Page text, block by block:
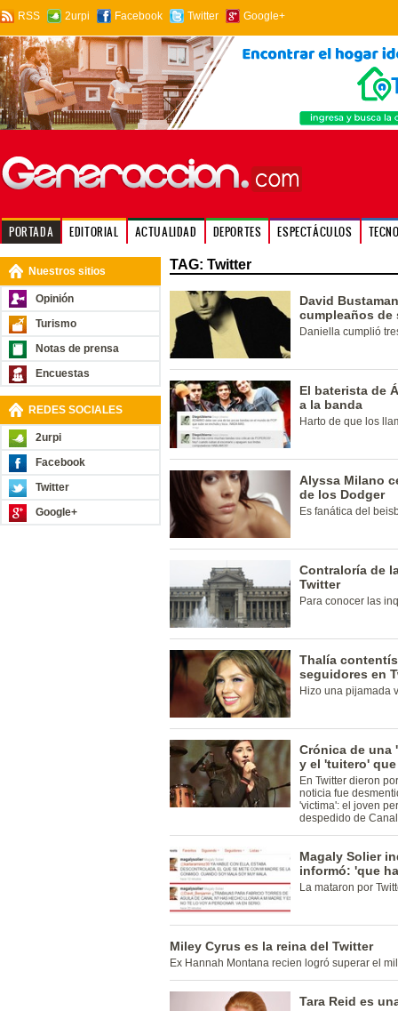
RSS 2urpi Facebook Twitter Google+
PORTADA EDITORIAL ACTUALIDAD DEPORTES ESPECTÁCULOS
Nuestros sitios
Opinión
Turismo
Notas de prensa
Encuestas
REDES SOCIALES
2urpi
Facebook
Twitter
Google+
TAG: Twitter
David
cumpleaños de
Daniella cumplió
El baterista de
a la banda
Harto de que los
Alyssa Milano
de los Dodger
Es fanática del
Contraloría de
Twitter
Para conocer las
Thalía
seguidores en
Hizo una pijamada
Crónica de una
y el 'tuitero'
En Twitter dieron
noticia fue
'victima': el joven
despedido de
Magaly Solier
informó: 'que
La mataron por
Miley Cyrus es la reina del Twitter
Ex Hannah Montana recien logró superar el
Tara Reid es